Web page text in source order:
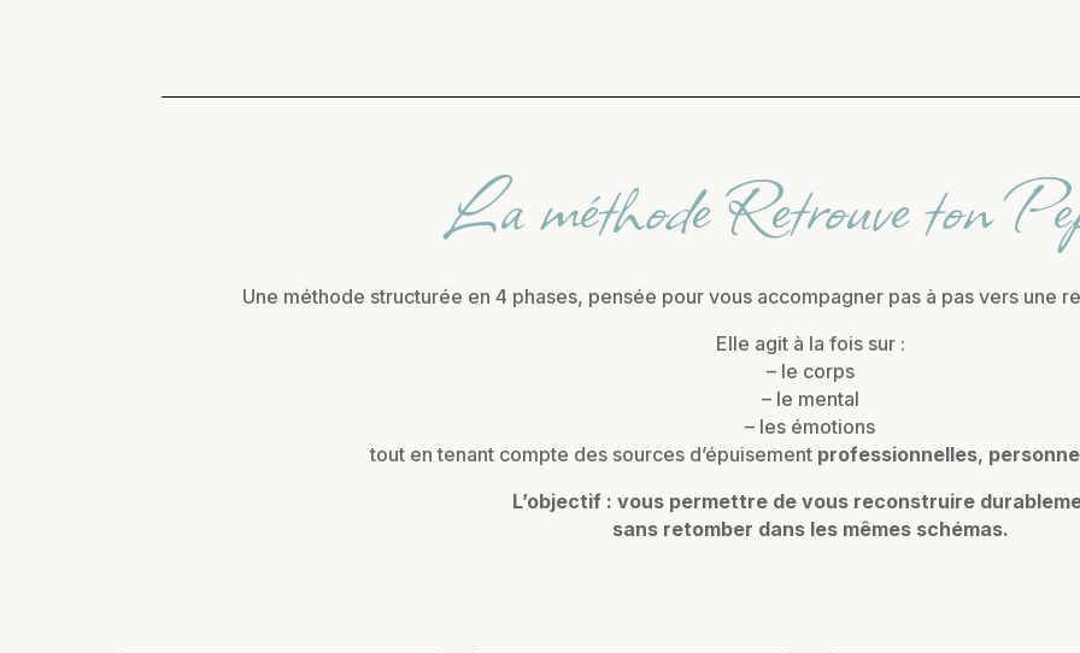
La méthode Retrouve ton
Une méthode structurée en 4 phases, pensée pour vous accompagner pas à pas vers une
Elle agit à la fois sur :
– le corps
– le mental
– les émotions
tout en tenant compte des sources d’épuisement professionnelles,
L’objectif : vous permettre de vous reconstruire
sans retomber dans les mêmes schémas.